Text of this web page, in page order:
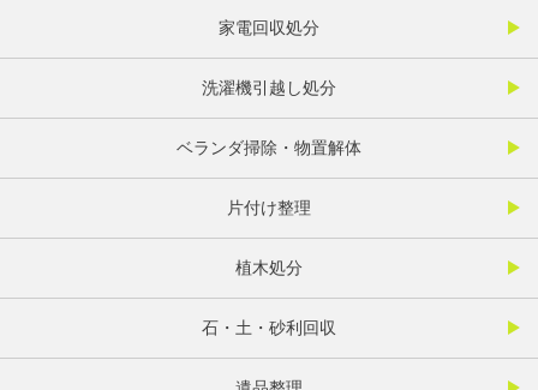
家電回収処分
洗濯機引越し処分
ベランダ掃除・物置解体
片付け整理
植木処分
石・土・砂利回収